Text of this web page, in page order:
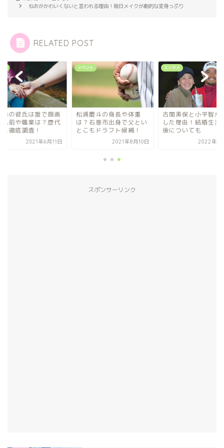
ねおがかわいくないと言われる理由！毎日メイクが劇的な変身っぷり
RELATED POST
紬の彼氏は誰で顔画
名前や職業は？歴代
徹底調査！
2021年6月11日
イベント
松浦慶斗の身長や体重
は？石巻市出身で父とい
とこもドラフト候補！
2021年8月10日
エンタメ
古関美保と小平智が
した理由！結婚生活
後についても
2022年11
スポンサーリンク